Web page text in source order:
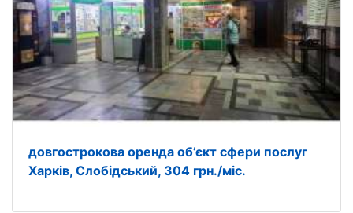
довгострокова оренда об’єкт сфери послуг
Харків, Слобідський, 304 грн./міс.